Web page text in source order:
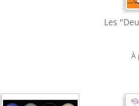
Les
À